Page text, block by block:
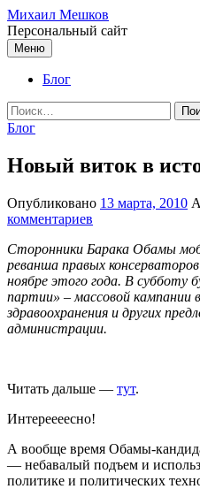
Перейти
к
содержимому
Михаил Мешков
Персональный сайт
Меню
Блог
Найти:
Блог
Новый виток в
Опубликовано 13 марта, 2010
комментариев
Сторонники Барака Обамы
реванша правых
ноябре этого года. В
партии» – массовой кампании
здравоохранения и других
администрации.
Читать дальше — тут.
Интереееесно!
А вообще время Обамы-
— небавалый подъем и
политике и политических